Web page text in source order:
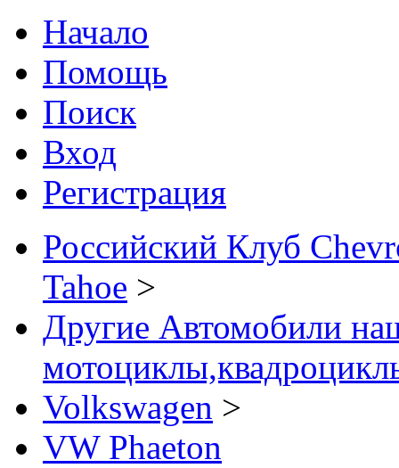
Начало
Помощь
Поиск
Вход
Регистрация
Российский Клуб
Tahoe >
Другие Автомобили
Volkswagen >
VW Phaeton